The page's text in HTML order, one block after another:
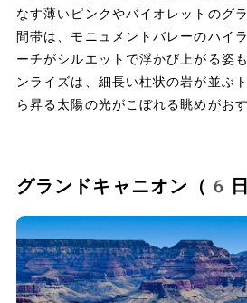
なす薄いピンクやバイオレットのグ
間帯は、モニュメントバレーのハイ
ーチがシルエットで浮かび上がる姿
ンライズは、細長い柱状の岩が並ぶ
ら昇る太陽の光がこぼれる眺めがおす
グランドキャニオン（6日